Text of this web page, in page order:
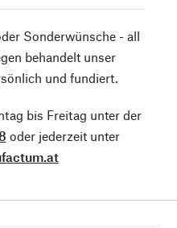
Sonderwünsche - all
behandelt unser
und fundiert.
bis Freitag unter der
oder jederzeit unter